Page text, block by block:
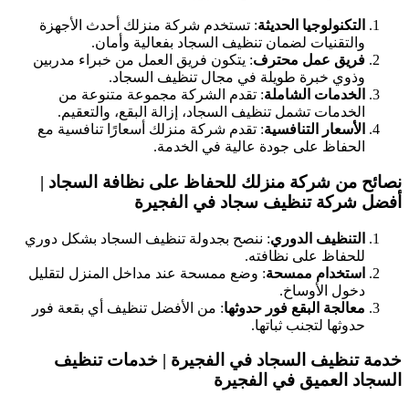
التكنولوجيا الحديثة: تستخدم شركة منزلك أحدث الأجهزة
والتقنيات لضمان تنظيف السجاد بفعالية وأمان.
فريق عمل محترف: يتكون فريق العمل من خبراء مدربين
وذوي خبرة طويلة في مجال تنظيف السجاد.
الخدمات الشاملة: تقدم الشركة مجموعة متنوعة من
الخدمات تشمل تنظيف السجاد، إزالة البقع، والتعقيم.
الأسعار التنافسية: تقدم شركة منزلك أسعارًا تنافسية مع
الحفاظ على جودة عالية في الخدمة.
نصائح من شركة منزلك للحفاظ على نظافة السجاد |
أفضل شركة تنظيف سجاد في الفجيرة
التنظيف الدوري: ننصح بجدولة تنظيف السجاد بشكل دوري
للحفاظ على نظافته.
استخدام ممسحة: وضع ممسحة عند مداخل المنزل لتقليل
دخول الأوساخ.
معالجة البقع فور حدوثها: من الأفضل تنظيف أي بقعة فور
حدوثها لتجنب ثباتها.
خدمة تنظيف السجاد في الفجيرة | خدمات تنظيف
السجاد العميق في الفجيرة